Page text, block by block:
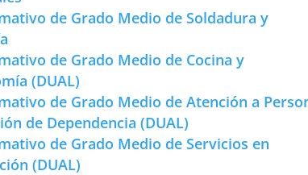
de Grado Medio de Soldadura y
de Grado Medio de Cocina y
(DUAL)
de Grado Medio de Atención a
de Dependencia (DUAL)
de Grado Medio de Servicios en
(DUAL)